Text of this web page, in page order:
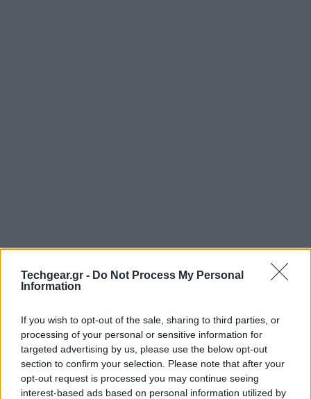
Techgear.gr - Do Not Process My Personal
Information
If you wish to opt-out of the sale, sharing to third parties, or
processing of your personal or sensitive information for
targeted advertising by us, please use the below opt-out
section to confirm your selection. Please note that after your
opt-out request is processed you may continue seeing
interest-based ads based on personal information utilized by
Πρόσφατα, ηGoogleμας έδειξε ποια είναι η πορείας
send (The Story of Send ), αλλά αυτή τη φορά
αποφάσισε να πληροφορήσει τον κόσμο για το τι
συμβαίνει από τη στιγμή που θα πραγματοποιήσουμε
μια αναζήτηση στην υπηρεσία Google Search, μέσα
από ένα πολύ ενδιαφέρον γράφημα που δημοσίευσε